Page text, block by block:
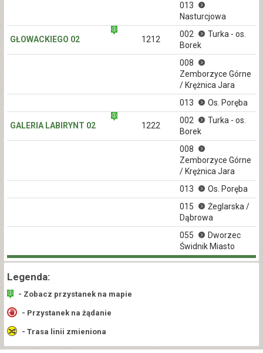
013
Nasturcjowa
GŁOWACKIEGO 02 1212
002
Turka - os.
Borek
008
Zemborzyce Górne
/ Krężnica Jara
013
Os. Poręba
GALERIA LABIRYNT 02 1222
002
Turka - os.
Borek
008
Zemborzyce Górne
/ Krężnica Jara
013
Os. Poręba
015
Żeglarska /
Dąbrowa
055
Dworzec
Świdnik Miasto
Legenda:
- Zobacz przystanek na mapie
- Przystanek na żądanie
- Trasa linii zmieniona